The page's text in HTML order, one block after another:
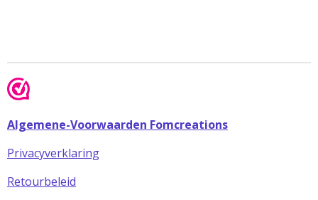
Algemene-Voorwaarden Fomcreations
Privacyverklaring
Retourbeleid